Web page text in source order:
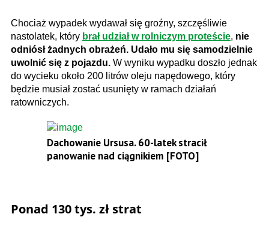
Chociaż wypadek wydawał się groźny, szczęśliwie
nastolatek, który brał udział w rolniczym proteście, nie
odniósł żadnych obrażeń. Udało mu się samodzielnie
uwolnić się z pojazdu. W wyniku wypadku doszło jednak
do wycieku około 200 litrów oleju napędowego, który
będzie musiał zostać usunięty w ramach działań
ratowniczych.
Dachowanie Ursusa. 60-latek stracił
panowanie nad ciągnikiem [FOTO]
Ponad 130 tys. zł strat